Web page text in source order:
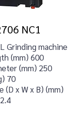
NC1
Grinding machine
(mm) 600
(mm) 250
70
(D x W x B) (mm)